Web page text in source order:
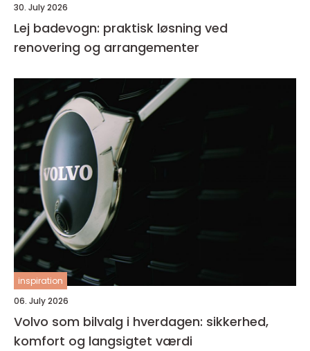
30. July 2026
Lej badevogn: praktisk løsning ved
renovering og arrangementer
inspiration
06. July 2026
Volvo som bilvalg i hverdagen: sikkerhed,
komfort og langsigtet værdi